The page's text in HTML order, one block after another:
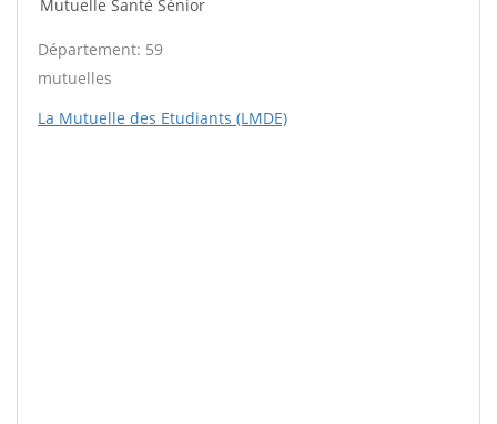
Mutuelle Santé Sénior
Département: 59
mutuelles
La Mutuelle des Etudiants (LMDE)